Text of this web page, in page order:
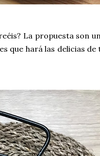
La propuesta son
que hará las delicias